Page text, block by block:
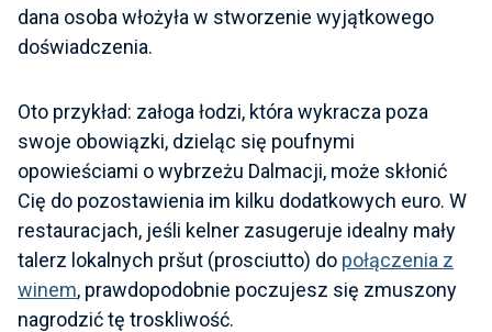
dana osoba włożyła w stworzenie wyjątkowego
doświadczenia.
Oto przykład: załoga łodzi, która wykracza poza
swoje obowiązki, dzieląc się poufnymi
opowieściami o wybrzeżu Dalmacji, może skłonić
Cię do pozostawienia im kilku dodatkowych euro. W
restauracjach, jeśli kelner zasugeruje idealny mały
talerz lokalnych pršut (prosciutto) do połączenia z
winem, prawdopodobnie poczujesz się zmuszony
nagrodzić tę troskliwość.